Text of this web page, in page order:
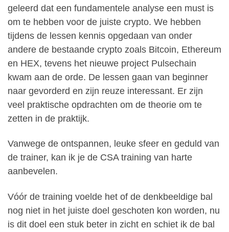
geleerd dat een fundamentele analyse een must is
om te hebben voor de juiste crypto. We hebben
tijdens de lessen kennis opgedaan van onder
andere de bestaande crypto zoals Bitcoin, Ethereum
en HEX, tevens het nieuwe project Pulsechain
kwam aan de orde. De lessen gaan van beginner
naar gevorderd en zijn reuze interessant. Er zijn
veel praktische opdrachten om de theorie om te
zetten in de praktijk.
Vanwege de ontspannen, leuke sfeer en geduld van
de trainer, kan ik je de CSA training van harte
aanbevelen.
Vóór de training voelde het of de denkbeeldige bal
nog niet in het juiste doel geschoten kon worden, nu
is dit doel een stuk beter in zicht en schiet ik de bal